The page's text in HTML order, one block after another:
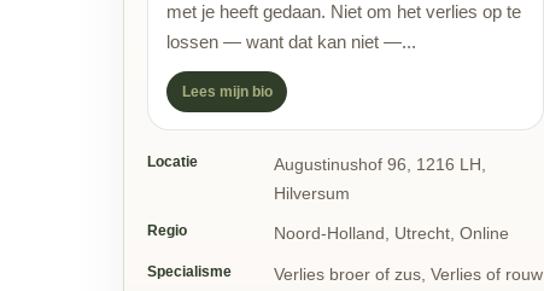
met je heeft gedaan. Niet om het verlies op te
lossen — want dat kan niet —...
Lees mijn bio
Locatie
Augustinushof 96, 1216 LH,
Hilversum
Regio Noord-Holland, Utrecht, Online
Specialisme
Verlies broer of zus, Verlies of rouw